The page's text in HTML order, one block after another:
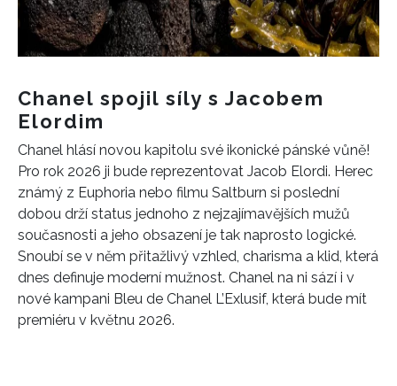
Chanel spojil síly s Jacobem
Elordim
Chanel hlásí novou kapitolu své ikonické pánské vůně!
Pro rok 2026 ji bude reprezentovat Jacob Elordi. Herec
známý z Euphoria nebo filmu Saltburn si poslední
dobou drží status jednoho z nejzajímavějších mužů
současnosti a jeho obsazení je tak naprosto logické.
Snoubí se v něm přitažlivý vzhled, charisma a klid, která
dnes definuje moderní mužnost. Chanel na ni sází i v
nové kampani Bleu de Chanel L’Exlusif, která bude mít
premiéru v květnu 2026.